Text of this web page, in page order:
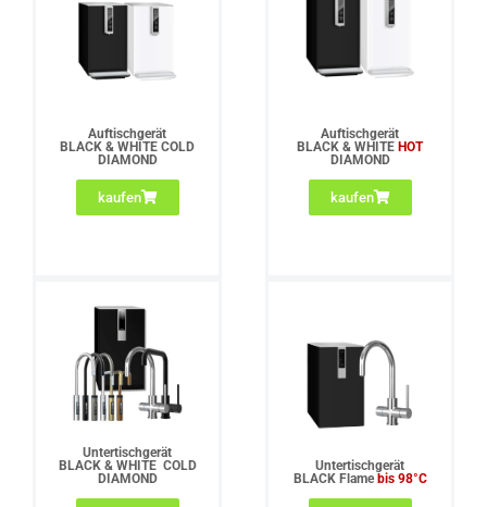
Auftischgerät
BLACK & WHITE COLD
DIAMOND
kaufen
Auftischgerät
BLACK & WHITE HOT
DIAMOND
kaufen
Untertischgerät
BLACK & WHITE COLD
DIAMOND
Untertischgerät
BLACK Flame bis 98°C